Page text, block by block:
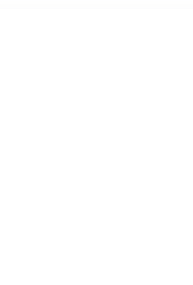
சேவை! வாட்ஸப் எண்: